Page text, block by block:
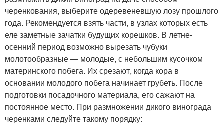
черенкования, выберите одеревеневшую лозу прошлого
года. Рекомендуется взять части, в узлах которых есть
еле заметные зачатки будущих корешков. В летне-
осенний период возможно вырезать чубуки
молотообразные — молодые, с небольшим кусочком
материнского побега. Их срезают, когда кора в
основании молодого побега начинает грубеть. После
подготовки посадочного материала, его сажают на
постоянное место. При размножении дикого винограда
черенками следуйте такому порядку: